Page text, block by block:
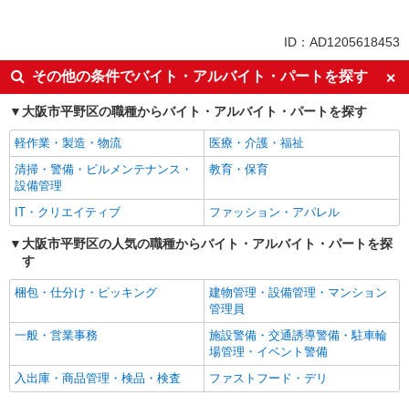
入社日応相談
新卒・第二新卒歓迎
女性活躍中
ミドル（40代～）活躍中
エルダー（50代～）活躍中
自転車通勤OK
交通費支給
社会保険あり
制服貸与
研修制度あり
給与前払いOK
未経験歓迎
フリーター歓迎
ブランクOK
週2～3日勤務OK
朝
昼
夕方
髭（ひげ）OK
ネイルOK
バイク通勤OK
社員登用あり
同じ職種から求人を探す
ID：AD1205618453
その他の条件でバイト・アルバイト・パートを探す
大阪市平野区の職種からバイト・アルバイト・パートを探す
軽作業・製造・物流
医療・介護・福祉
清掃・警備・ビルメンテナンス・
設備管理
教育・保育
IT・クリエイティブ ファッション・アパレル
大阪市平野区の人気の職種からバイト・アルバイト・パートを探
す
梱包・仕分け・ピッキング
建物管理・設備管理・マンション
管理員
一般・営業事務
施設警備・交通誘導警備・駐車輪
場管理・イベント警備
入出庫・商品管理・検品・検査
ファストフード・デリ